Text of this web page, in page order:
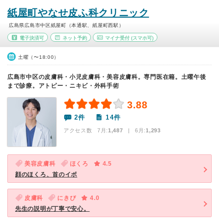
紙屋町やなせ皮ふ科クリニック
広島県広島市中区紙屋町（本通駅、紙屋町西駅）
電子決済可 ネット予約 マイナ受付 (スマホ可)
土曜（〜18:00）
広島市中区の皮膚科・小児皮膚科・美容皮膚科。専門医在籍。土曜午後
まで診療。アトピー・ニキビ・外科手術
3.88
2件 14件
アクセス数 7月:1,487 | 6月:1,293
美容皮膚科 ほくろ
4.5
顔のほくろ、首のイボ
皮膚科 にきび
4.0
先生の説明が丁寧で安心。